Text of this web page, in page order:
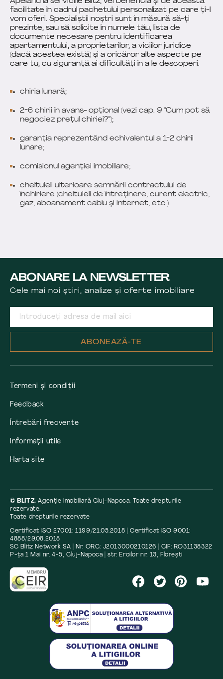
facilitate în cadrul pachetului personalizat pe care ți-l
vom oferi. Specialiștii noștri sunt în măsură să-ți
prezinte, sau să solicite în numele tău, lista de
documente necesare pentru identificarea
apartamentului, a proprietarilor, a viciilor juridice
(dacă acestea există) și a oricăror alte aspecte pe
care tu, cu siguranță ai dificultăți în a le descoperi.
chiria lunară;
2-6 chirii în avans- opțional (vezi cap. 9 "Cum pot să
negociez prețul chiriei?”);
garanția reprezentând echivalentul a 1-2 chirii
lunare;
comisionul agenției imobiliare;
cheltuieli ulterioare semnării contractului de
închiriere (cheltuieli de întreținere, curent electric,
gaz, aboanament cablu și internet, etc.).
ABONARE LA NEWSLETTER
Cele mai noi știri, analize și oferte imobiliare
ABONEAZĂ-TE
Termeni și condiții
Feedback
Întrebări frecvente
Informații utile
Harta site
© BLITZ.Agenție Imobiliară Cluj-Napoca. Toate drepturile
rezervate.
Toate drepturile rezervate
Certificat ISO 27001: 1199/21.05.2018 | Certificat ISO 9001:
4888/29.08.2018
SC Blitz Network SA | Nr. ORC: J2013000210126 | CIF: RO31138322
P-ța 1 Mai nr. 4-5, Cluj-Napoca | str. Eroilor nr. 13, Florești